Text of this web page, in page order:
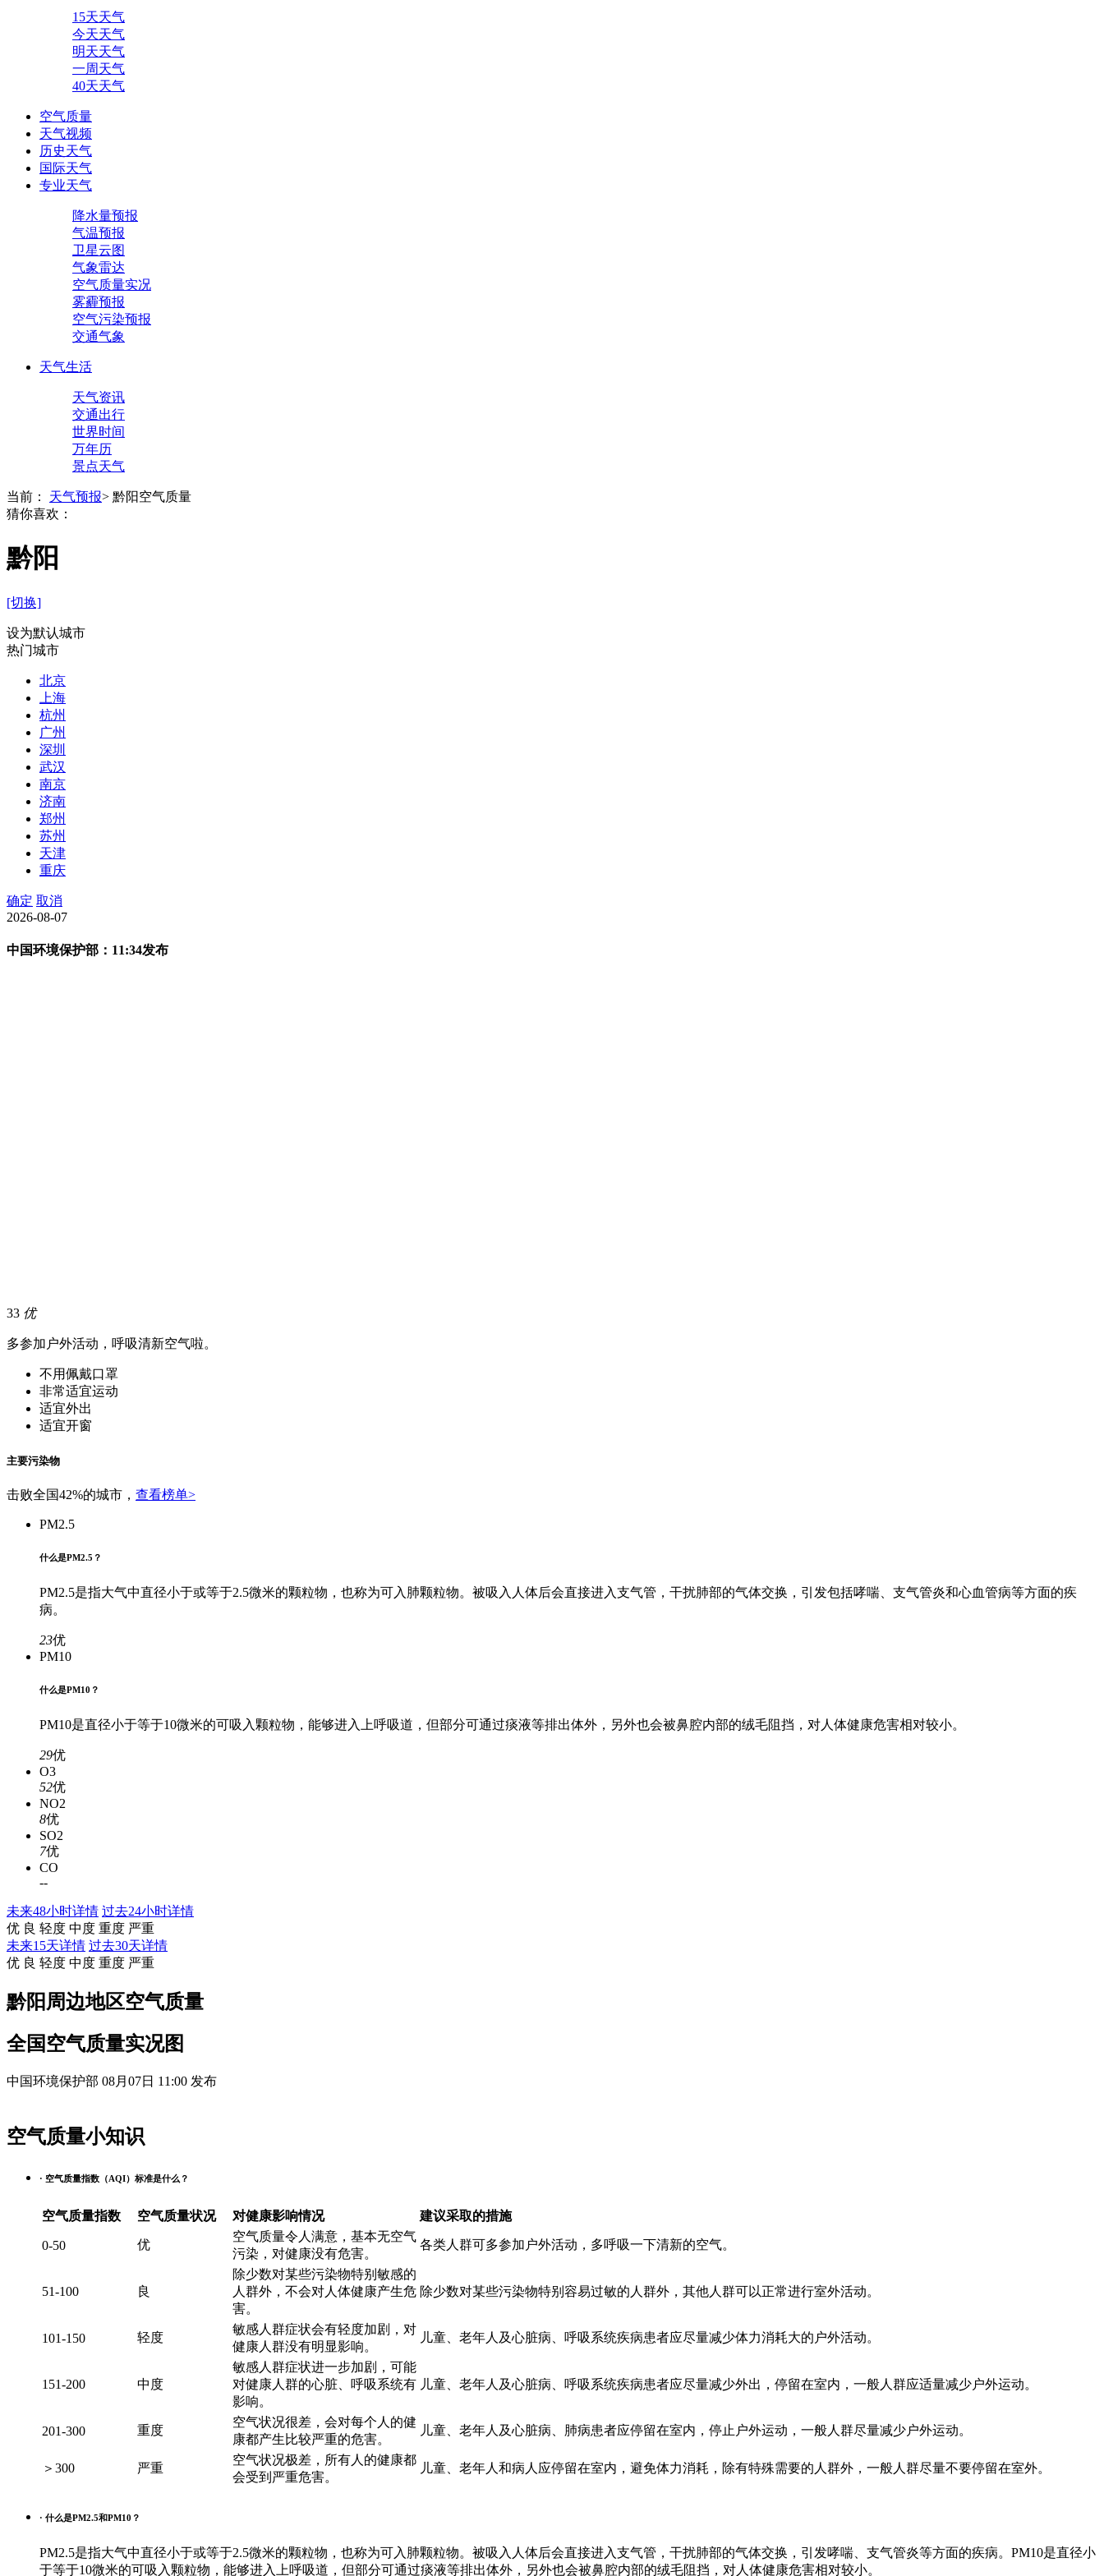
15天天气
今天天气
明天天气
一周天气
40天天气
空气质量
天气视频
历史天气
国际天气
专业天气
降水量预报
气温预报
卫星云图
气象雷达
空气质量实况
雾霾预报
空气污染预报
交通气象
天气生活
天气资讯
交通出行
世界时间
万年历
景点天气
当前： 天气预报> 黔阳空气质量
猜你喜欢：
黔阳
[切换]
设为默认城市
热门城市
北京
上海
杭州
广州
深圳
武汉
南京
济南
郑州
苏州
天津
重庆
确定 取消
2026-08-07
中国环境保护部：11:34发布
33 优
多参加户外活动，呼吸清新空气啦。
不用佩戴口罩
非常适宜运动
适宜外出
适宜开窗
主要污染物
击败全国42%的城市， 查看榜单>
PM2.5
什么是PM2.5？
PM2.5是指大气中直径小于或等于2.5微米的颗粒物，也称为可入肺颗粒物。被吸入人体后会直接进入支气管，干扰肺部的气体交换，引发包括哮喘、支气管炎和心血管病等方面的疾
病。
23优
PM10
什么是PM10？
PM10是直径小于等于10微米的可吸入颗粒物，能够进入上呼吸道，但部分可通过痰液等排出体外，另外也会被鼻腔内部的绒毛阻挡，对人体健康危害相对较小。
29优
O3
52优
NO2
8优
SO2
7优
CO
--
未来48小时详情 过去24小时详情
优 良 轻度 中度 重度 严重
未来15天详情 过去30天详情
优 良 轻度 中度 重度 严重
黔阳周边地区空气质量
全国空气质量实况图
中国环境保护部 08月07日 11:00 发布
空气质量小知识
· 空气质量指数（AQI）标准是什么？
空气质量指数 空气质量状况 对健康影响情况 建议采取的措施
0-50 优
空气质量令人满意，基本无空气
污染，对健康没有危害。
各类人群可多参加户外活动，多呼吸一下清新的空气。
51-100 良
除少数对某些污染物特别敏感的
人群外，不会对人体健康产生危
害。
除少数对某些污染物特别容易过敏的人群外，其他人群可以正常进行室外活动。
101-150 轻度
敏感人群症状会有轻度加剧，对
健康人群没有明显影响。
儿童、老年人及心脏病、呼吸系统疾病患者应尽量减少体力消耗大的户外活动。
151-200 中度
敏感人群症状进一步加剧，可能
对健康人群的心脏、呼吸系统有
影响。
儿童、老年人及心脏病、呼吸系统疾病患者应尽量减少外出，停留在室内，一般人群应适量减少户外运动。
201-300 重度
空气状况很差，会对每个人的健
康都产生比较严重的危害。
儿童、老年人及心脏病、肺病患者应停留在室内，停止户外运动，一般人群尽量减少户外运动。
＞300 严重
空气状况极差，所有人的健康都
会受到严重危害。
儿童、老年人和病人应停留在室内，避免体力消耗，除有特殊需要的人群外，一般人群尽量不要停留在室外。
· 什么是PM2.5和PM10？
PM2.5是指大气中直径小于或等于2.5微米的颗粒物，也称为可入肺颗粒物。被吸入人体后会直接进入支气管，干扰肺部的气体交换，引发哮喘、支气管炎等方面的疾病。PM10是直径小
于等于10微米的可吸入颗粒物，能够进入上呼吸道，但部分可通过痰液等排出体外，另外也会被鼻腔内部的绒毛阻挡，对人体健康危害相对较小。